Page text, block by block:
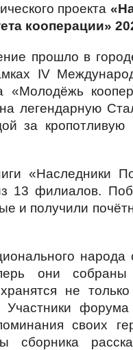
проекта
кооперации»
прошло в
IV
«Молодёжь
легендарную
за кропотливую
«Наследники
13 филиалов.
и получили
народа
они
хранятся не
своих
сборника